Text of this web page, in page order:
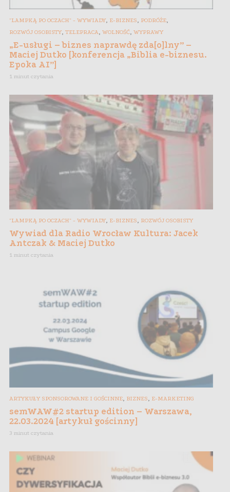
"LAMPKĄ PO OCZACH" - WYWIADY, E-BIZNES, PODRÓŻE,
ROZWÓJ OSOBISTY, TELEPRACA, WOLNOŚĆ, WYPRAWY
„E-usługi – biznes naprawdę zda[o]lny” –
Maciej Dutko [konferencja „Biblia e-biznesu.
Epoka AI”]
1 minut czytania
"LAMPKĄ PO OCZACH" - WYWIADY, E-BIZNES ROZWÓJ OSOBISTY
Wywiad dla Radio Wrocław Kultura: Jacek
Antczak & Maciej Dutko
1 minut czytania
ARTYKUŁY SPONSOROWANE I GOŚCINNE, BIZNES, E-MARKETING
semWAW#2 startup edition – Warszawa,
22.03.2024 [artykuł gościnny]
3 minut czytania